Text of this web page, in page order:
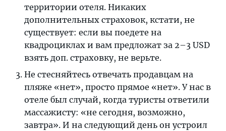
территории отеля. Никаких
дополнительных страховок, кстати, не
существует: если вы поедете на
квадроциклах и вам предложат за 2–3 USD
взять доп. страховку, не верьте.
Не стесняйтесь отвечать продавцам на
пляже «нет», просто прямое «нет». У нас в
отеле был случай, когда туристы ответили
массажисту: «не сегодня, возможно,
завтра». И на следующий день он устроил